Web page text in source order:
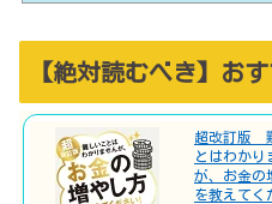
【絶対読むべき】お
超改訂版
とはわかり
が、お金の
を教えてく